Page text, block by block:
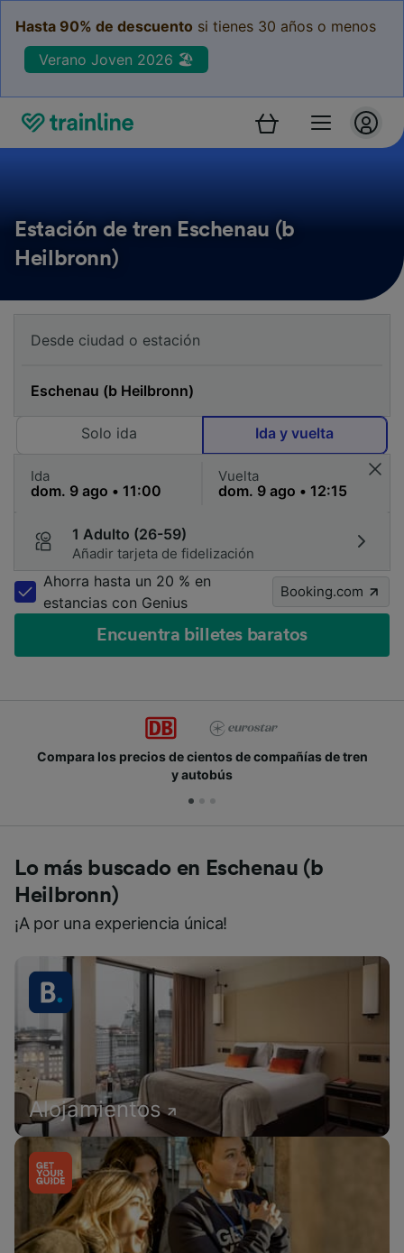
Hasta 90% de descuento si tienes 30 años o menos
Verano Joven 2026 🏖️
Estación de tren Eschenau (b
Heilbronn)
Solo ida Ida y vuelta
Ida Vuelta
1 Adulto (26-59)
Añadir tarjeta de fidelización
Ahorra hasta un 20 % en
estancias con Genius
Booking.com
Encuentra billetes baratos
Compara los precios de cientos de compañías de tren
y autobús
Lo más buscado en Eschenau (b
Heilbronn)
¡A por una experiencia única!
Alojamientos